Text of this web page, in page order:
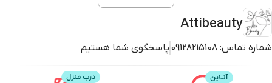
Attibeauty
شماره تماس: 09128215108 پاسخگوی شما هستیم